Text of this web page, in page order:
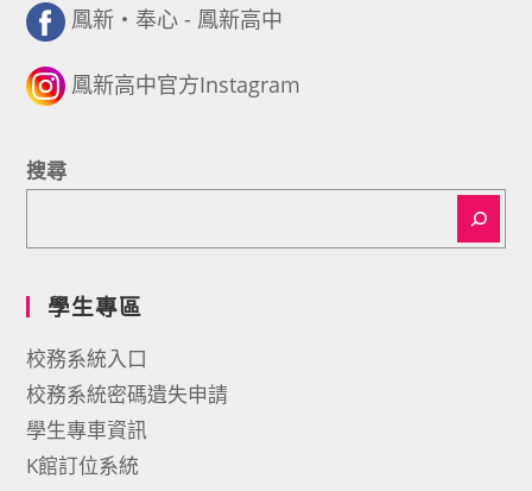
鳳新・奉心 - 鳳新高中
鳳新高中官方Instagram
搜尋
學生專區
校務系統入口
校務系統密碼遺失申請
學生專車資訊
K館訂位系統